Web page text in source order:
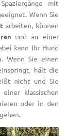
mit
Wenn Sie
arbeiten, können
und an einer
kann Ihr Hund
Wenn Sie einen
hält die
nicht und Sie
klassischen
oder in den